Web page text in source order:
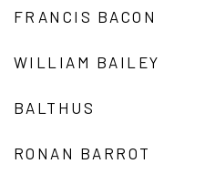
FRANCIS BACON
WILLIAM BAILEY
BALTHUS
RONAN BARROT